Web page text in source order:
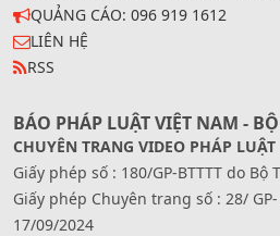
QUẢNG CÁO: 096 919 1612
LIÊN HỆ
RSS
BÁO PHÁP LUẬT VIỆT NAM -
CHUYÊN TRANG VIDEO PHÁP LUẬT
Giấy phép số : 180/GP-BTTTT do Bộ
Giấy phép Chuyên trang số : 28/
17/09/2024